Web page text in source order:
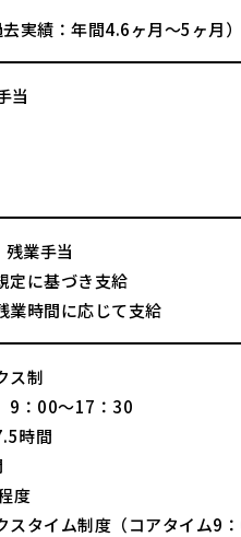
実績：年間4.6ヶ月～5ヶ月）
当
業手当
に基づき支給
時間に応じて支給
ス制
9：00～17：30
時間
度
スタイム制度（コアタイム9